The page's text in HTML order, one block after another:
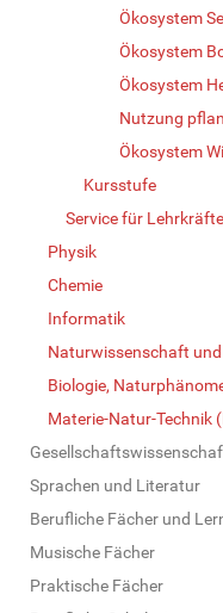
Ökosystem
Ökosystem
Ökosystem
Nutzung
Ökosystem
Kursstufe
Service für Lehrkräfte
Physik
Chemie
Informatik
Naturwissenschaft und
Biologie,
Materie-Natur-Technik
Sprachen und Literatur
Berufliche Fächer und
Musische Fächer
Praktische Fächer